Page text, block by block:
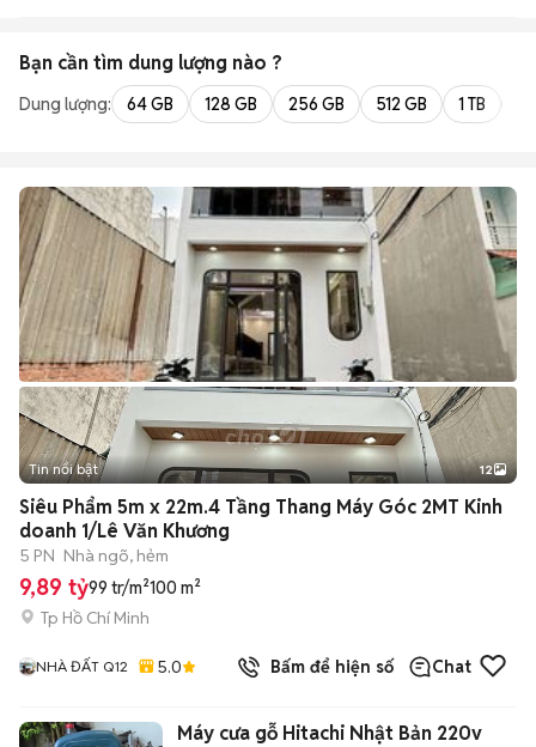
Bạn cần tìm dung lượng nào ?
Dung lượng: 64 GB 128 GB 256 GB 512 GB 1 TB
+2
Tin nổi bật 12
Siêu Phẩm 5m x 22m.4 Tầng Thang Máy Góc 2MT Kinh
doanh 1/Lê Văn Khương
5 PN Nhà ngõ, hẻm
9,89 tỷ99 tr/m²100 m²
Tp Hồ Chí Minh
NHÀ ĐẤT Q12 5.0 Bấm để hiện số Chat
Máy cưa gỗ Hitachi Nhật Bản 220v